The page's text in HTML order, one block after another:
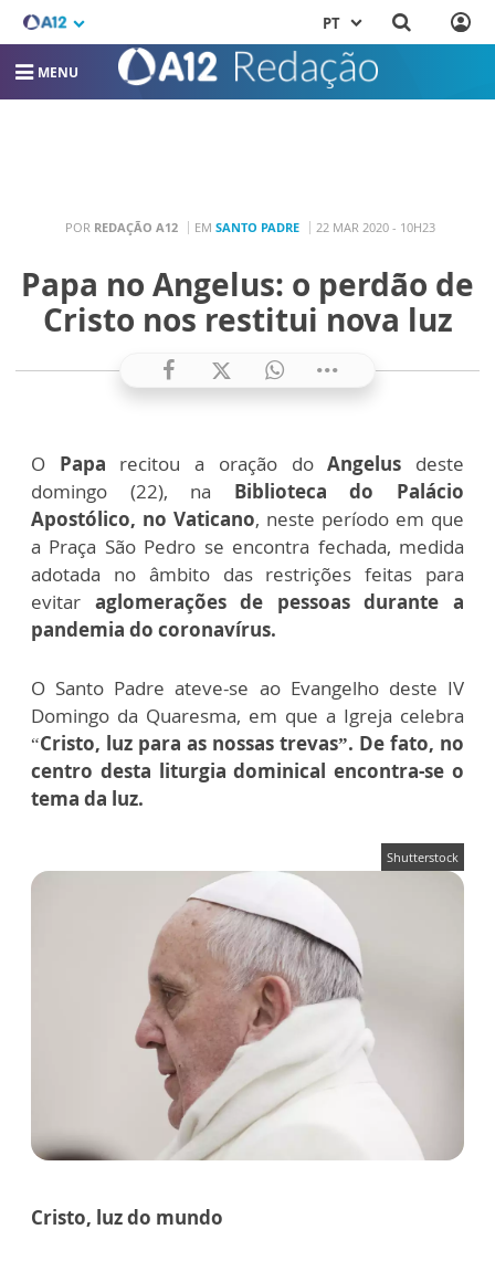
PT
MENU
POR REDAÇÃO A12 EM SANTO PADRE 22 MAR 2020 - 10H23
Papa no Angelus: o perdão de
Cristo nos restitui nova luz
O Papa recitou a oração doAngelus deste
domingo (22), na Biblioteca do Palácio
Apostólico, no Vaticano, neste período em que
a Praça São Pedro se encontra fechada, medida
adotada no âmbito das restrições feitas para
evitar aglomerações de pessoas durante a
pandemia do coronavírus.
O Santo Padre ateve-se ao Evangelho deste IV
Domingo da Quaresma, em que a Igreja celebra
“Cristo, luz para as nossas trevas”. De fato, no
centro desta liturgia dominical encontra-se o
tema da luz.
Shutterstock
Cristo, luz do mundo